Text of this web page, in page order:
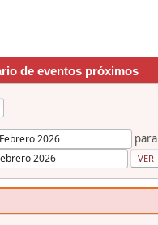
de eventos próximos
para